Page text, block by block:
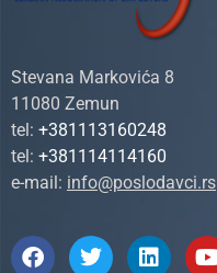
Stevana Markovića 8
11080 Zemun
tel: +381113160248
tel: +381114114160
e-mail: info@poslodavci.rs